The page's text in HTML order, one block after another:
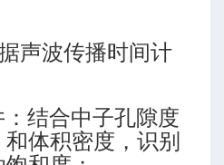
声波传播时间计
：结合中子孔隙度
和体积密度，识别